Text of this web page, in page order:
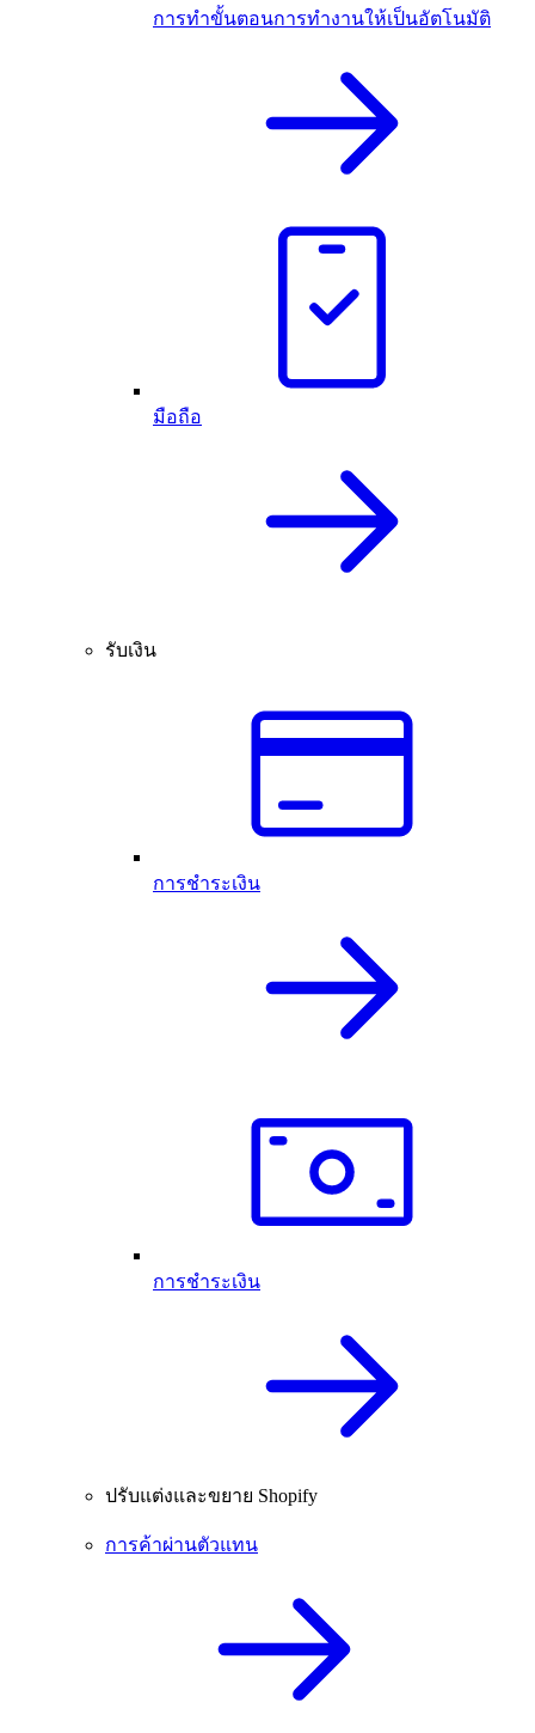
การทำขั้นตอนการทำงานให้เป็นอัตโนมัติ
มือถือ
รับเงิน
การชำระเงิน
การชำระเงิน
ปรับแต่งและขยาย Shopify
การค้าผ่านตัวแทน